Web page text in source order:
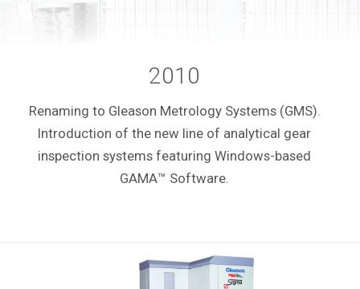
2010
Renaming to Gleason Metrology Systems (GMS).
Introduction of the new line of analytical gear
inspection systems featuring Windows-based
GAMA™ Software.